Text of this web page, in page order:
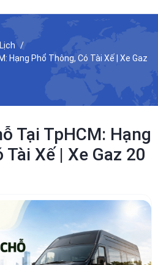
Hạng Phổ Thông, Có Tài Xế | Xe Gaz
Tại TpHCM: Hạng
Xế | Xe Gaz 20